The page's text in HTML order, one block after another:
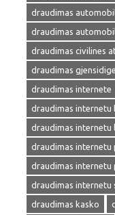
draudimas
draudimas
draudimas civilines
draudimas gjensidige
draudimas internete
draudimas internetu
draudimas internetu
draudimas internetu
draudimas internetu
draudimas internetu
draudimas kasko